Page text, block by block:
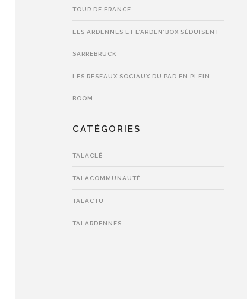
TOUR DE FRANCE
LES ARDENNES ET L’ARDEN’BOX SÉDUISENT
SARREBRÜCK
LES RESEAUX SOCIAUX DU PAD EN PLEIN
BOOM
CATÉGORIES
TALACLÉ
TALACOMMUNAUTÉ
TALACTU
TALARDENNES